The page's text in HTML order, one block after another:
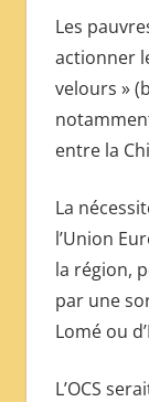
Les
actionner
velours »
entre la
La
l’Union
la région,
par une
Lomé ou
L’OCS